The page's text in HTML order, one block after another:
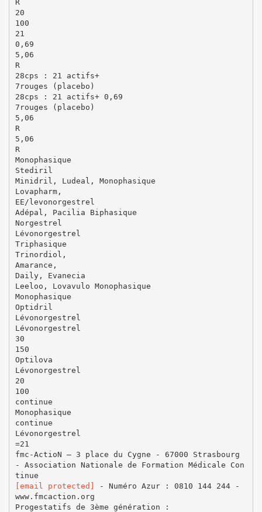
R
20
100
21
0,69
5,06
R
28cps : 21 actifs+
7rouges (placebo)
28cps : 21 actifs+ 0,69
7rouges (placebo)
5,06
R
5,06
R
Monophasique
Stediril
Minidril, Ludeal, Monophasique
Lovapharm,
EE/levonorgestrel
Adépal, Pacilia Biphasique
Norgestrel
Lévonorgestrel
Triphasique
Trinordiol,
Amarance,
Daily, Evanecia
Leeloo, Lovavulo Monophasique
Monophasique
Optidril
Lévonorgestrel
Lévonorgestrel
30
150
Optilova
Lévonorgestrel
20
100
continue
Monophasique
continue
Lévonorgestrel
=21
fmc-ActioN – 3 place du Cygne - 67000 Strasbourg
- Association Nationale de Formation Médicale Con
[email protected]
- Numéro Azur : 0810 144 244 -
www.fmcaction.org
Progestatifs de 3ème génération :